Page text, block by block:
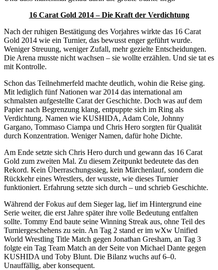
16 Carat Gold 2014 – Die Kraft der Verdichtung
Nach der ruhigen Bestätigung des Vorjahres wirkte das 16 Carat
Gold 2014 wie ein Turnier, das bewusst enger geführt wurde.
Weniger Streuung, weniger Zufall, mehr gezielte Entscheidungen.
Die Arena musste nicht wachsen – sie wollte erzählen. Und sie tat es
mit Kontrolle.
Schon das Teilnehmerfeld machte deutlich, wohin die Reise ging.
Mit lediglich fünf Nationen war 2014 das international am
schmalsten aufgestellte Carat der Geschichte. Doch was auf dem
Papier nach Begrenzung klang, entpuppte sich im Ring als
Verdichtung. Namen wie KUSHIDA, Adam Cole, Johnny
Gargano, Tommaso Ciampa und Chris Hero sorgten für Qualität
durch Konzentration. Weniger Namen, dafür hohe Dichte.
Am Ende setzte sich Chris Hero durch und gewann das 16 Carat
Gold zum zweiten Mal. Zu diesem Zeitpunkt bedeutete das den
Rekord. Kein Überraschungssieg, kein Märchenlauf, sondern die
Rückkehr eines Wrestlers, der wusste, wie dieses Turnier
funktioniert. Erfahrung setzte sich durch – und schrieb Geschichte.
Während der Fokus auf dem Sieger lag, lief im Hintergrund eine
Serie weiter, die erst Jahre später ihre volle Bedeutung entfalten
sollte. Tommy End baute seine Winning Streak aus, ohne Teil des
Turniergeschehens zu sein. An Tag 2 stand er im wXw Unified
World Wrestling Title Match gegen Jonathan Gresham, an Tag 3
folgte ein Tag Team Match an der Seite von Michael Dante gegen
KUSHIDA und Toby Blunt. Die Bilanz wuchs auf6–0.
Unauffällig, aber konsequent.